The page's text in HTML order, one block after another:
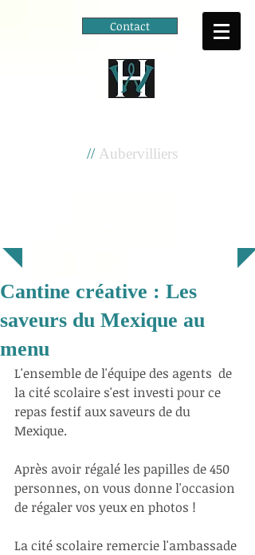
Contact
//Aubervilliers
Cantine créative : Les
saveurs du Mexique au
menu
L'ensemble de l'équipe des agents  de
la cité scolaire s'est investi pour ce
repas festif aux saveurs de du
Mexique.
Après avoir régalé les papilles de 450
personnes, on vous donne l'occasion
de régaler vos yeux en photos !
La cité scolaire remercie l'ambassade